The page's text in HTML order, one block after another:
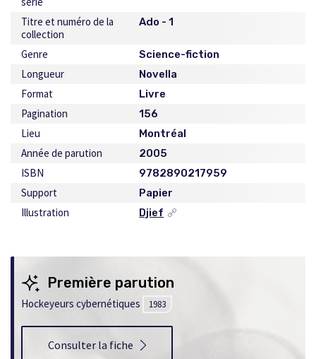
Titre et numéro de la
collection
Ado - 1
Genre Science-fiction
Longueur Novella
Format Livre
Pagination 156
Lieu Montréal
Année de parution 2005
ISBN 9782890217959
Support Papier
Illustration Djief
Ce
dans
nouvelle
Première parution
Hockeyeurs cybernétiques 1983
Consulter la fiche